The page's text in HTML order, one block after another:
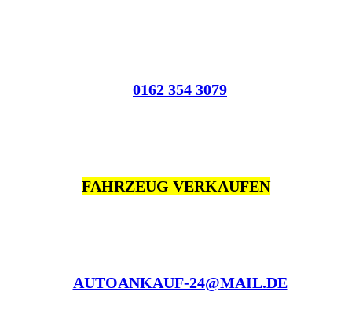
0162 354 3079
FAHRZEUG VERKAUFEN
AUTOANKAUF-24@MAIL.DE